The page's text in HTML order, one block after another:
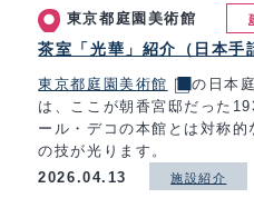
東京都庭園美術館
茶室「光華」紹介（日本手
東京都庭園美術館
の日本
は、ここが朝香宮邸だった
ール・デコの本館とは対称
の技が光ります。
2026.04.13
施設紹介